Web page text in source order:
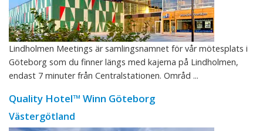
Lindholmen Meetings är samlingsnamnet för vår mötesplats i
Göteborg som du finner längs med kajerna på Lindholmen,
endast 7 minuter från Centralstationen. Områd ...
Quality Hotel™ Winn Göteborg
Västergötland